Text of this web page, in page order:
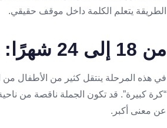
الطريقة يتعلم الكلمة داخل موقف حقيقي.
من 18 إلى 24 شهرًا: من كلمة إلى كلمتين
في هذه المرحلة ينتقل كثير من الأطفال من
“كرة كبيرة”. قد تكون الجملة ناقصة من ناحية
عن معنى أكبر.